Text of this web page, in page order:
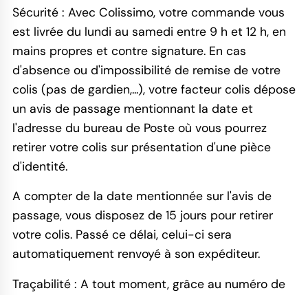
Sécurité : Avec Colissimo, votre commande vous
est livrée du lundi au samedi entre 9 h et 12 h, en
mains propres et contre signature. En cas
d'absence ou d'impossibilité de remise de votre
colis (pas de gardien,...), votre facteur colis dépose
un avis de passage mentionnant la date et
l'adresse du bureau de Poste où vous pourrez
retirer votre colis sur présentation d'une pièce
d'identité.
A compter de la date mentionnée sur l'avis de
passage, vous disposez de 15 jours pour retirer
votre colis. Passé ce délai, celui-ci sera
automatiquement renvoyé à son expéditeur.
Traçabilité : A tout moment, grâce au numéro de